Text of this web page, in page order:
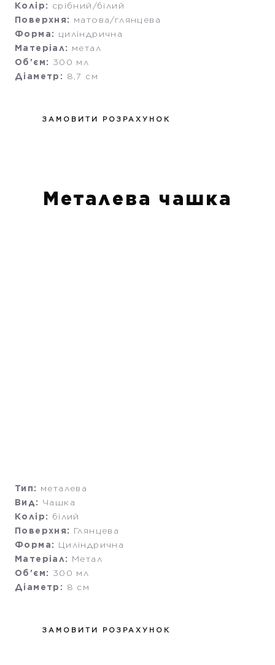
Колір: срібний/білий
Поверхня: матова/глянцева
Форма: циліндрична
Матеріал: метал
Об'єм: 300 мл
Діаметр: 8,7 см
ЗАМОВИТИ РОЗРАХУНОК
Металева чашка
Тип: металева
Вид: Чашка
Колір: білий
Поверхня: Глянцева
Форма: Циліндрична
Матеріал: Метал
Об'єм: 300 мл
Діаметр: 8 см
ЗАМОВИТИ РОЗРАХУНОК